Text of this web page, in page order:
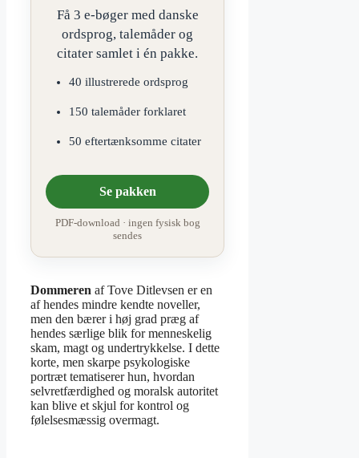
Få 3 e-bøger med danske
ordsprog, talemåder og
citater samlet i én pakke.
40 illustrerede ordsprog
150 talemåder forklaret
50 eftertænksomme citater
Se pakken
PDF-download · ingen fysisk bog
sendes
Dommeren af Tove Ditlevsen er en
af hendes mindre kendte noveller,
men den bærer i høj grad præg af
hendes særlige blik for menneskelig
skam, magt og undertrykkelse. I dette
korte, men skarpe psykologiske
portræt tematiserer hun, hvordan
selvretfærdighed og moralsk autoritet
kan blive et skjul for kontrol og
følelsesmæssig overmagt.